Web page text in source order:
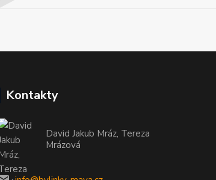
Kontakty
David Jakub Mráz, Tereza
Mrázová